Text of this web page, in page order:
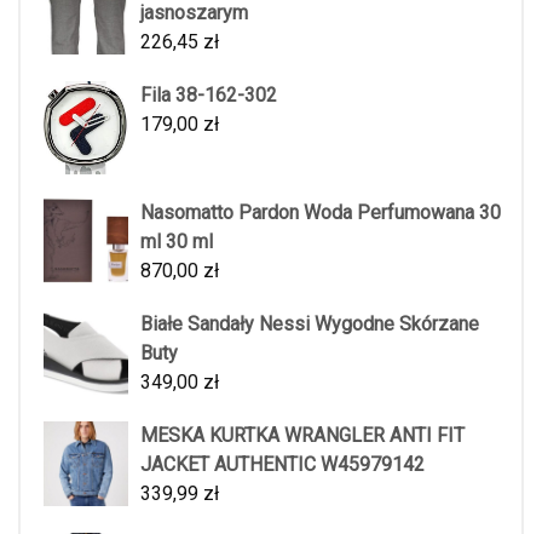
jasnoszarym
226,45 zł
Fila 38-162-302
179,00 zł
Nasomatto Pardon Woda Perfumowana 30
ml 30 ml
870,00 zł
Białe Sandały Nessi Wygodne Skórzane
Buty
349,00 zł
MESKA KURTKA WRANGLER ANTI FIT
JACKET AUTHENTIC W45979142
339,99 zł